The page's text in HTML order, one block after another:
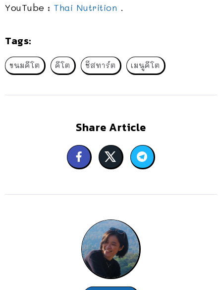
YouTube : Thai Nutrition .
Tags:
ขนมคีโต คีโต ชีสทาร์ต เมนูคีโต
Share Article